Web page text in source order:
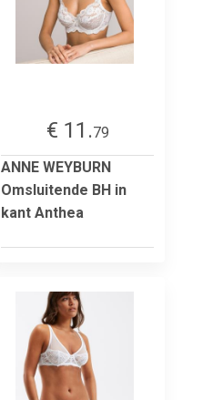
€ 11.79
ANNE WEYBURN
Omsluitende BH in
kant Anthea